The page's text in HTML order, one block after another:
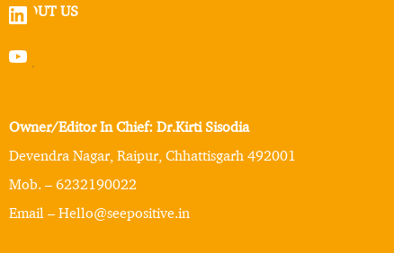
ABOUT US
Owner/Editor In Chief: Dr.Kirti Sisodia
Devendra Nagar, Raipur, Chhattisgarh 492001
Mob. – 6232190022
Email – Hello@seepositive.in